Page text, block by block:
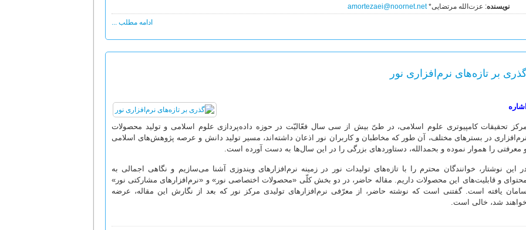
نویسنده: عزت‌الله مرتضایی*amortezaei@noornet.net
ادامه مطلب ...
بر تازه‌های نرم‌افزاری نور
اشاره
مرکز تحقیقات کامپیوتری علوم اسلامی، در طیّ بیش از سی سال فعّالیّت در حوزه داده‌پردازی علوم اسلامی و تولید محصولات
نرم‌افزاری در بسترهای مختلف، آن طور که مخاطبان و کاربران نور اذعان داشته‌اند، مسیر تولید دانش و عرصه پژوهش‌های اسلامی
معرفتی را هموار نموده و بحمدالله، دستاوردهای بزرگی را در این سال‌ها به دست آورده است.
در این نوشتار، خوانندگان محترم را با تازه‌های تولیدات نور در زمینه نرم‌افزارهای ویندوزی آشنا می‌سازیم و نگاهی اجمالی به
محتوای و قابلیت‌های این محصولات داریم. مقاله حاضر، در دو بخش کلّی «محصولات اختصاصی نور» و «نرم‌افزارهای مشارکتی نور»
سامان یافته است. گفتنی است که نوشته حاضر، از معرّفی نرم‌افزارهای تولیدی مرکز نور که بعد از نگارش این مقاله، عرضه
خواهند شد، خالی است.